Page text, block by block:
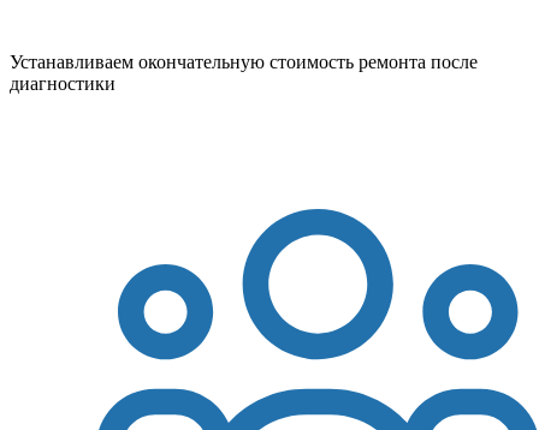
Устанавливаем окончательную стоимость ремонта после
диагностики